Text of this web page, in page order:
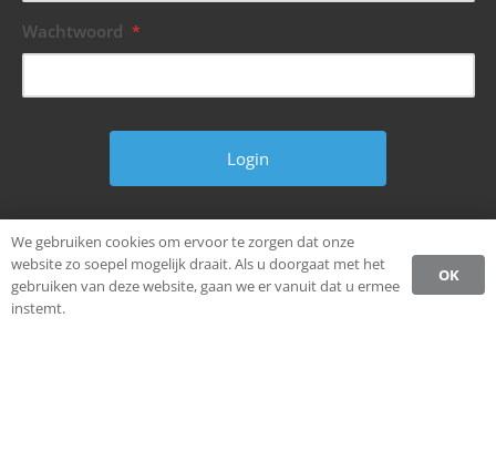
Wachtwoord *
Wachtwoord vergeten?
We gebruiken cookies om ervoor te zorgen dat onze
website zo soepel mogelijk draait. Als u doorgaat met het
gebruiken van deze website, gaan we er vanuit dat u ermee
instemt.
OK